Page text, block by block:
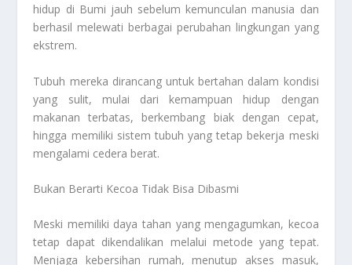
hidup di Bumi jauh sebelum kemunculan manusia dan
berhasil melewati berbagai perubahan lingkungan yang
ekstrem.
Tubuh mereka dirancang untuk bertahan dalam kondisi
yang sulit, mulai dari kemampuan hidup dengan
makanan terbatas, berkembang biak dengan cepat,
hingga memiliki sistem tubuh yang tetap bekerja meski
mengalami cedera berat.
Bukan Berarti Kecoa Tidak Bisa Dibasmi
Meski memiliki daya tahan yang mengagumkan, kecoa
tetap dapat dikendalikan melalui metode yang tepat.
Menjaga kebersihan rumah, menutup akses masuk,